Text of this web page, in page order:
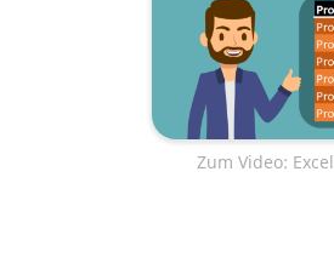
Zum Video: